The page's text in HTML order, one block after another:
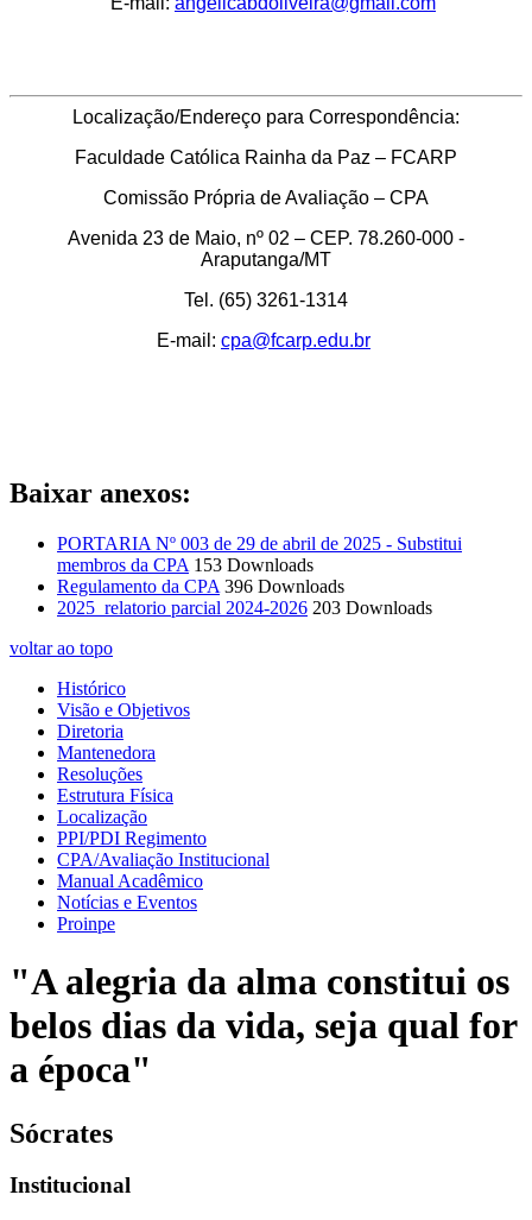
Localização/Endereço para Correspondência:
Faculdade Católica Rainha da Paz – FCARP
Comissão Própria de Avaliação – CPA
Avenida 23 de Maio, nº 02 – CEP. 78.260-000 -
Araputanga/MT
Tel. (65) 3261-1314
E-mail: cpa@fcarp.edu.br
Baixar anexos:
PORTARIA Nº 003 de 29 de abril de 2025 - Substitui
membros da CPA 153 Downloads
Regulamento da CPA 396 Downloads
2025_relatorio parcial 2024-2026 203 Downloads
voltar ao topo
Histórico
Visão e Objetivos
Diretoria
Mantenedora
Resoluções
Estrutura Física
Localização
PPI/PDI Regimento
CPA/Avaliação Institucional
Manual Acadêmico
Notícias e Eventos
Proinpe
"A alegria da alma constitui os
belos dias da vida, seja qual for
a época"
Sócrates
Institucional